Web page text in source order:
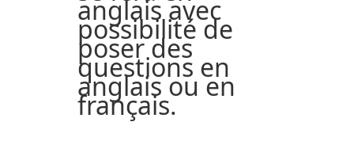
anglais avec
possibilité de
poser des
questions en
anglais ou en
français.